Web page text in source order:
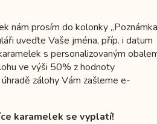
nám prosím do kolonky
uveďte Vaše jména, příp. i datum
s personalizovaným
ve výši 50% z hodnoty
zálohy Vám zašleme e-
karamelek se vyplatí!